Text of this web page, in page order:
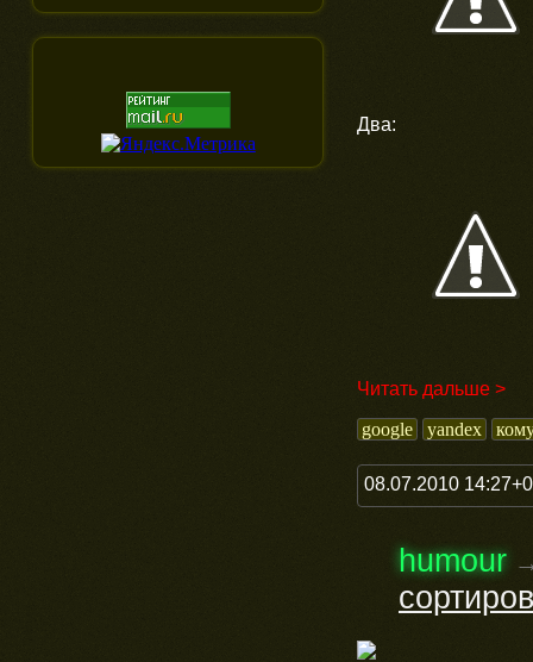
Два:
Читать дальше >
google
yandex
08.07.2010
humour